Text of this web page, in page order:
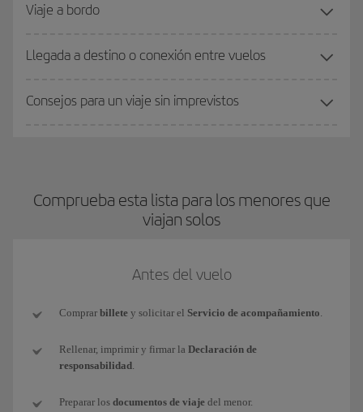
Viaje a bordo
Llegada a destino o conexión entre vuelos
Consejos para un viaje sin imprevistos
Comprueba esta lista para los menores que
viajan solos
Antes del vuelo
Comprar billete y solicitar el Servicio de acompañamiento.
Rellenar, imprimir y firmar la Declaración de
responsabilidad.
Preparar los documentos de viaje del menor.